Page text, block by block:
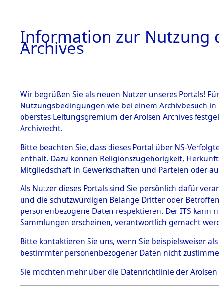
BESTÄNDE
1.
mente
5. Verschiedenes
5.3
Todesmärsche
5.3.1 Alliierte
Erhebungen
zu
Todesmärsch
en
5.3.2
von
Toter aus
Ort ihrer
0002
Information zur Nutzung
Archives
Wir begrüßen Sie als neuen Nutzer unseres Portals!
Nutzungsbedingungen wie bei einem Archivbesuch
oberstes Leitungsgremium der Arolsen Archives
Archivrecht.
Bitte beachten Sie, dass dieses Portal über NS-
enthält. Dazu können Religionszugehörigkeit,
Mitgliedschaft in Gewerkschaften und Parteien oder
Als Nutzer dieses Portals sind Sie persönlich dafür
und die schutzwürdigen Belange Dritter oder
personenbezogene Daten respektieren. Der ITS
Sammlungen erscheinen, verantwortlich gemacht
Bitte kontaktieren Sie uns, wenn Sie beispielsweiser
bestimmter personenbezogener Daten nicht
Sie möchten mehr über die Datenrichtlinie der Arolsen